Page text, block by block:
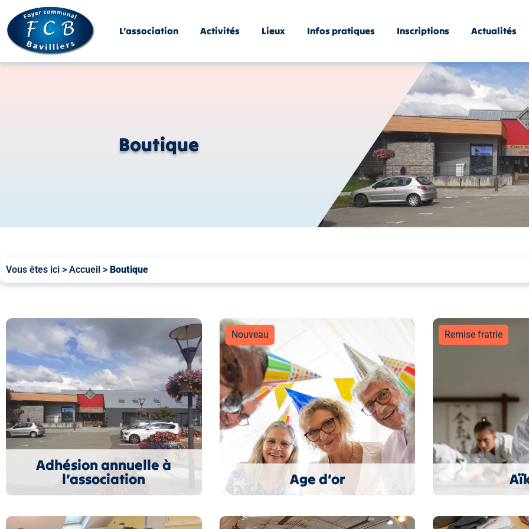
L’association Activités Lieux Infos pratiques Inscriptions Actualités
Boutique
Vous êtes ici > Accueil > Boutique
Adhésion annuelle à
l’association
Nouveau
Age d’or
Remise fratrie
Panneau de gestion des cookies